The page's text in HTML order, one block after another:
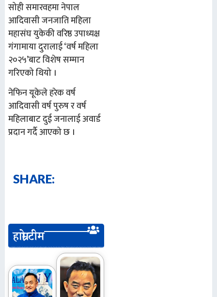
सोही समारवहमा नेपाल
आदिवासी जनजाति महिला
महासंघ युकेकी वरिष्ठ उपाध्यक्ष
गंगामाया दुरालाई ‘वर्ष महिला
२०२५’बाट विशेष सम्मान
गरिएको थियो ।
नेफिन यूकेले हरेक वर्ष
आदिवासी वर्ष पुरुष र वर्ष
महिलाबाट दुई जनालाई अवार्ड
प्रदान गर्दै आएको छ ।
SHARE:
हाम्रो टीम